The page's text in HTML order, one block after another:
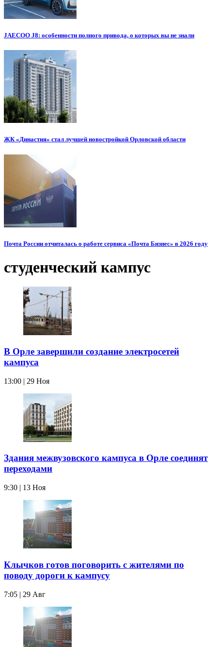
JAECOO J8: особенности полного привода, о которых вы не знали
ЖК «Династия» стал лучшей новостройкой Орловской области
Почта России отчиталась о работе сервиса «Почта Бизнес» в 2026 году
студенческий кампус
В Орле завершили создание электросетей
кампуса
13:00 | 29 Ноя
Здания межвузовского кампуса в Орле соединят
переходами
9:30 | 13 Ноя
Клычков готов поговорить с жителями по
поводу дороги к кампусу
7:05 | 29 Авг